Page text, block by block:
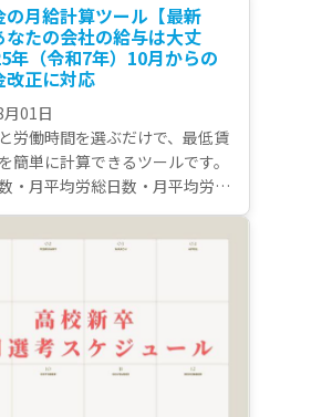
の月給計算ツール【最新
なたの会社の給与は大丈
年（令和7年）10月からの
改正に対応
01日
労働時間を選ぶだけで、最低賃
簡単に計算できるツールです。
・月平均労総日数・月平均労働
労働時間は様々な方法で計算可
た最新版です。毎年10月に施行